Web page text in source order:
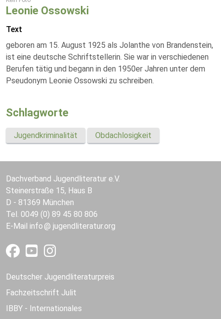
Leonie Ossowski
Text
geboren am 15. August 1925 als Jolanthe von Brandenstein,
ist eine deutsche Schriftstellerin. Sie war in verschiedenen
Berufen tätig und begann in den 1950er Jahren unter dem
Pseudonym Leonie Ossowski zu schreiben.
Schlagworte
Jugendkriminalität Obdachlosigkeit
Dachverband Jugendliteratur e.V.
Steinerstraße 15, Haus B
D - 81369 München
Tel. 0049 (0) 89 45 80 806
E-Mail info jugendliteratur.org
Deutscher Jugendliteraturpreis
Fachzeitschrift Julit
IBBY - Internationales